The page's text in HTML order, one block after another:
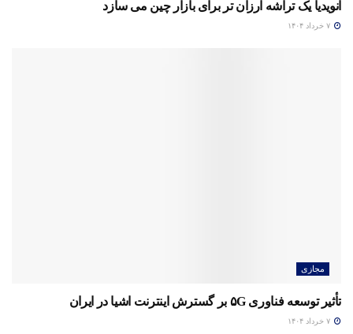
انویدیا یک تراشه ارزان تر برای بازار چین می سازد
مجازی
تأثیر توسعه فناوری ۵G بر گسترش اینترنت اشیا در ایران
مجازی